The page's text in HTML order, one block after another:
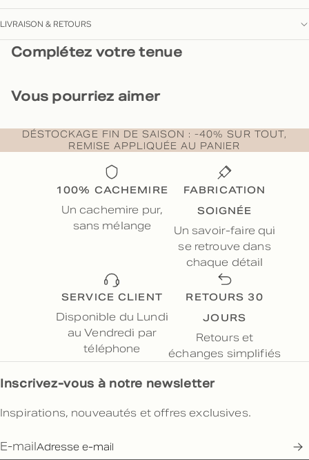
LIVRAISON & RETOURS
Complétez votre tenue
Vous pourriez aimer
DÉSTOCKAGE FIN DE SAISON : -40% SUR TOUT,
REMISE APPLIQUÉE AU PANIER
100% CACHEMIRE
Un cachemire pur,
sans mélange
FABRICATION
SOIGNÉE
Un savoir-faire qui
se retrouve dans
chaque détail
SERVICE CLIENT
Disponible du Lundi
au Vendredi par
téléphone
RETOURS 30
JOURS
Retours et
échanges simplifiés
Inscrivez-vous à notre newsletter
Inspirations, nouveautés et offres exclusives.
E-mail